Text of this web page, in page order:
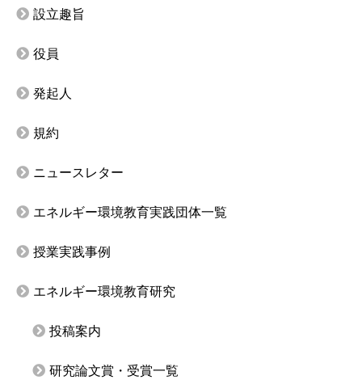
設立趣旨
役員
発起人
規約
ニュースレター
エネルギー環境教育実践団体一覧
授業実践事例
エネルギー環境教育研究
投稿案内
研究論文賞・受賞一覧